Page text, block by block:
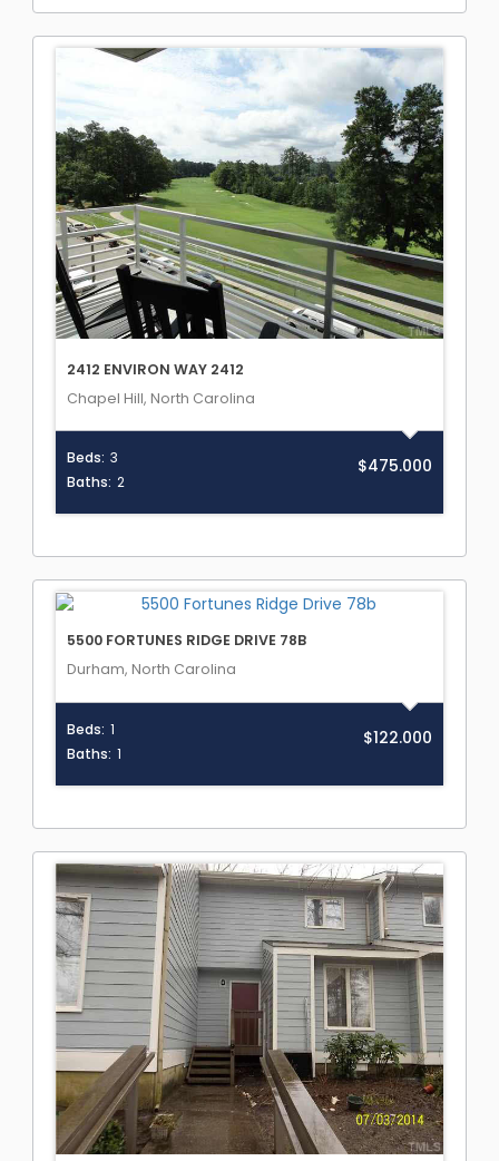
2412 ENVIRON WAY 2412
Chapel Hill, North Carolina
Beds: 3
Baths: 2
$475.000
5500 FORTUNES RIDGE DRIVE 78B
Durham, North Carolina
Beds: 1
Baths: 1
$122.000